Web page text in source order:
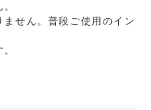
せん。普段ご使用のイン